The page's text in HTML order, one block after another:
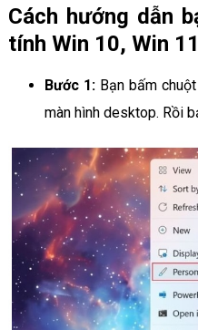
Cách hướng dẫn
tính Win 10, Win 11
Bước 1: Bạn bấm
màn hình desktop. Rồi